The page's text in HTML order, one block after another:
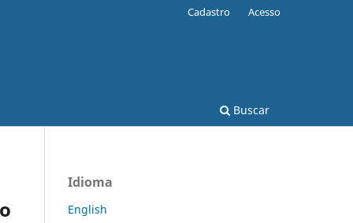
Buscar
Cadastro Acesso
Idioma
English